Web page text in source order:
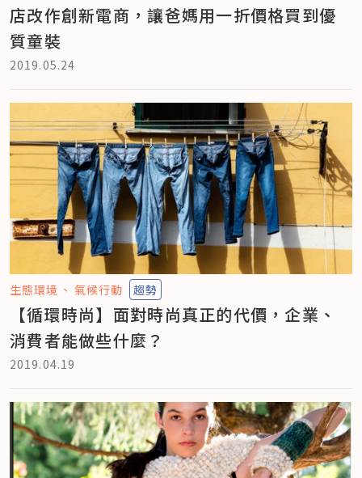
店改作創新電商，讓爸媽用一折價格買到優
質童裝
2019.05.24
生態環境 氣候行動 趨勢
【循環時尚】面對時尚真正的代價，企業、
消費者能做些什麼？
2019.04.19